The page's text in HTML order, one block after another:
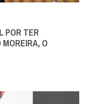
POR TER
O